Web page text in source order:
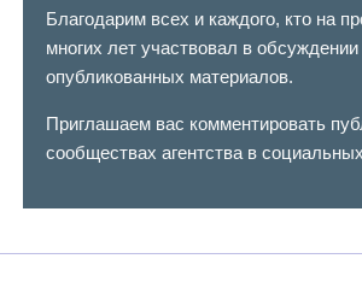
Благодарим всех и каждого, кто на
многих лет участвовал в обсуждении
опубликованных материалов.
Приглашаем вас комментировать
сообществах агентства в